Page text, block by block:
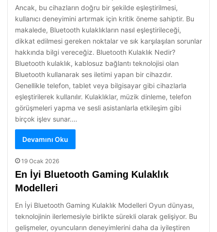
Ancak, bu cihazların doğru bir şekilde eşleştirilmesi,
kullanıcı deneyimini artırmak için kritik öneme sahiptir. Bu
makalede, Bluetooth kulaklıkların nasıl eşleştirileceği,
dikkat edilmesi gereken noktalar ve sık karşılaşılan sorunlar
hakkında bilgi vereceğiz. Bluetooth Kulaklık Nedir?
Bluetooth kulaklık, kablosuz bağlantı teknolojisi olan
Bluetooth kullanarak ses iletimi yapan bir cihazdır.
Genellikle telefon, tablet veya bilgisayar gibi cihazlarla
eşleştirilerek kullanılır. Kulaklıklar, müzik dinleme, telefon
görüşmeleri yapma ve sesli asistanlarla etkileşim gibi
birçok işlev sunar.…
Devamını Oku
19 Ocak 2026
En İyi Bluetooth Gaming Kulaklık
Modelleri
En İyi Bluetooth Gaming Kulaklık Modelleri Oyun dünyası,
teknolojinin ilerlemesiyle birlikte sürekli olarak gelişiyor. Bu
gelişmeler, oyuncuların deneyimlerini daha da iyileştiren